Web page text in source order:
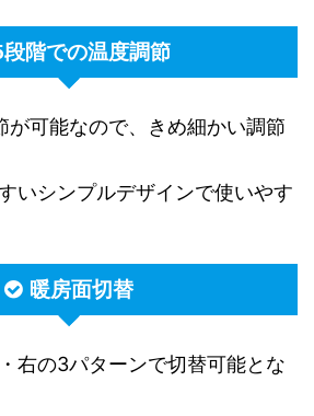
段階での温度調節
が可能なので、きめ細かい調節
いシンプルデザインで使いやす
暖房面切替
右の3パターンで切替可能とな